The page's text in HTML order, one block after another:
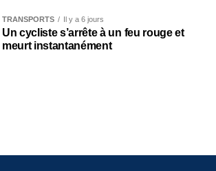
TRANSPORTS Il y a 6 jours
Un cycliste s’arrête à un feu rouge et
meurt instantanément